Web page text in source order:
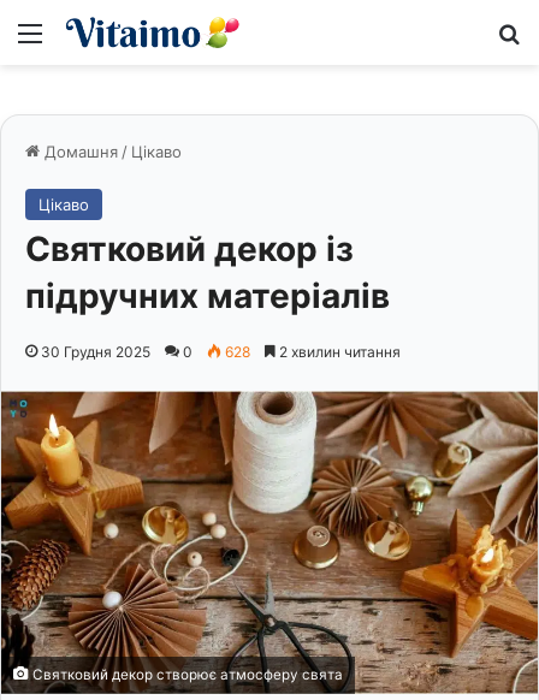
Меню
Домашня / Цікаво
Цікаво
Святковий декор із
підручних матеріалів
30 Грудня 2025 0 628 2 хвилин читання
Святковий декор створює атмосферу свята